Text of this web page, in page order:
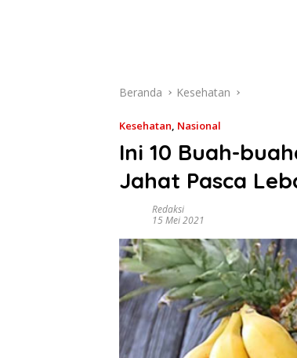
Beranda Kesehatan
Kesehatan, Nasional
Ini 10 Buah-
Jahat Pasca
Redaksi
15 Mei 2021